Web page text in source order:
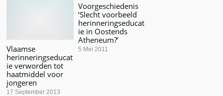
Vlaamse
herinneringseducat
ie verworden tot
haatmiddel voor
jongeren
17 September 2013
Voorgeschiedenis
‘Slecht voorbeeld
herinneringseducat
ie in Oostends
Atheneum?’
5 Mei 2011